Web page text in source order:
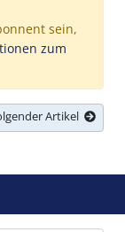
sein,
zum
Artikel